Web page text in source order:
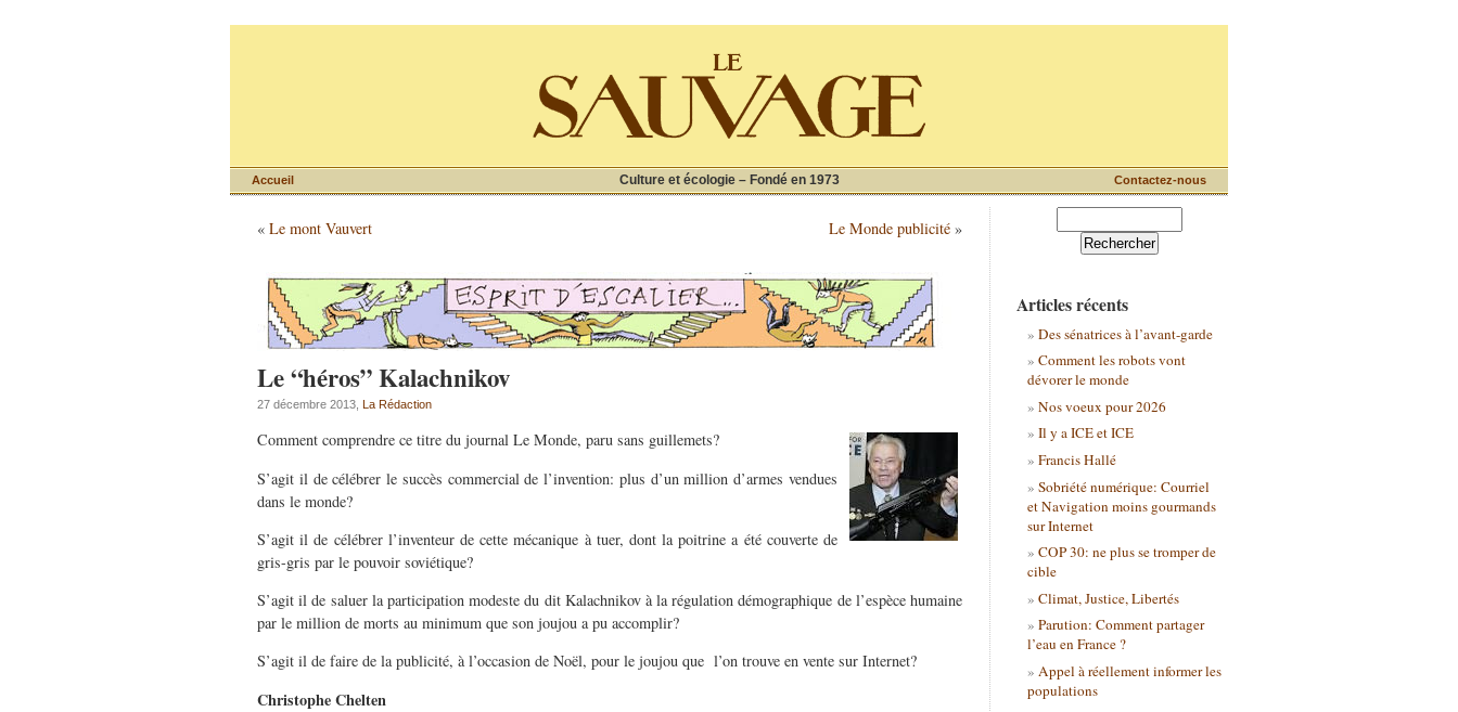
Culture et écologie – Fondé en 1973
Accueil Contactez-nous
« Le mont Vauvert Le Monde publicité »
Le “héros” Kalachnikov
27 décembre 2013, La Rédaction
Comment comprendre ce titre du journal Le Monde, paru sans guillemets?
S’agit il de célébrer le succès commercial de l’invention: plus d’un million d’armes vendues
dans le monde?
S’agit il de célébrer l’inventeur de cette mécanique à tuer, dont la poitrine a été couverte de
gris-gris par le pouvoir soviétique?
S’agit il de saluer la participation modeste du dit Kalachnikov à la régulation démographique de l’espèce humaine
par le million de morts au minimum que son joujou a pu accomplir?
S’agit il de faire de la publicité, à l’occasion de Noël, pour le joujou que l’on trouve en vente sur Internet?
Christophe Chelten
Articles récents
Des sénatrices à l’avant-garde
Comment les robots vont
dévorer le monde
Nos voeux pour 2026
Il y a ICE et ICE
Francis Hallé
Sobriété numérique: Courriel
et Navigation moins gourmands
sur Internet
COP 30: ne plus se tromper de
cible
Climat, Justice, Libertés
Parution: Comment partager
l’eau en France ?
Appel à réellement informer les
populations